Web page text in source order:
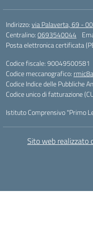
Indirizzo:via Palaverta, 69 -
Centralino:0693540044
Posta elettronica certificata
Codice fiscale: 90049500581
Codice meccanografico:
Codice Indice delle Pubbliche
Codice unico di fatturazione
Istituto Comprensivo "Primo
Sito web realizzato